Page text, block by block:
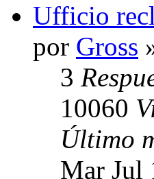
Ufficio
por Gross
3
10060
Último
Mar Jul